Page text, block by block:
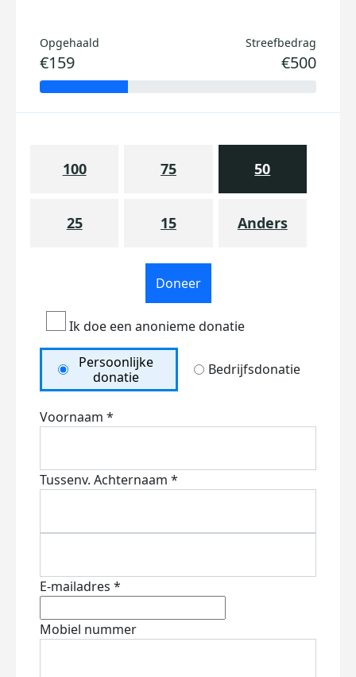
Opgehaald
€159
Streefbedrag
€500
100 75 50
25 15 Anders
Doneer
Ik doe een anonieme donatie
Persoonlijke
donatie
Bedrijfsdonatie
Voornaam *
Tussenv. Achternaam *
E-mailadres *
Mobiel nummer